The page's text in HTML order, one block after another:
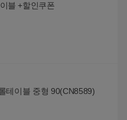
블 +할인쿠폰
테이블 중형 90(CN8589)